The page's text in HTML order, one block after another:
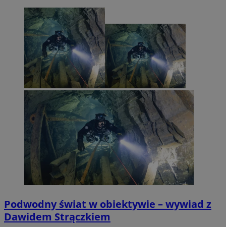
Podwodny świat w obiektywie – wywiad z
Dawidem Strączkiem